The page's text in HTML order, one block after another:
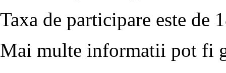
Taxa de participare este de
Mai multe informatii pot fi